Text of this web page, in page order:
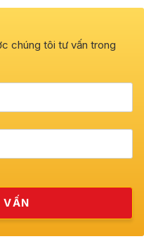
chúng tôi tư vấn trong